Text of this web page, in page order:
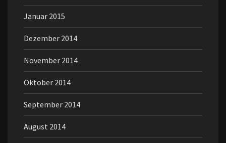
Januar 2015
Dezember 2014
November 2014
Oktober 2014
September 2014
August 2014